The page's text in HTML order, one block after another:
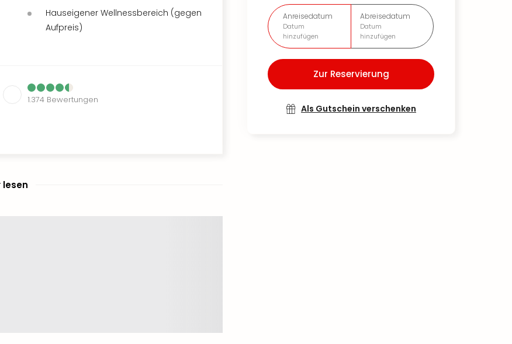
Anreisedatum
Datum
hinzufügen
Abreisedatum
Datum
hinzufügen
Zur Reservierung
Als Gutschein verschenken
Hauseigener Wellnessbereich (gegen
Aufpreis)
1.374 Bewertungen
lesen